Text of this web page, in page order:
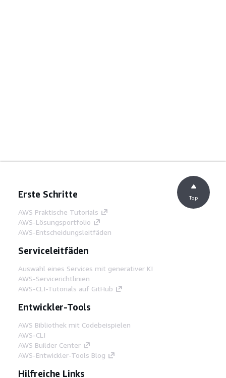
Erste Schritte
AWS Praktische Tutorials
AWS-Lösungsportfolio
AWS-Entscheidungsleitfäden
Serviceleitfäden
Auswahl eines Services mit generativer KI
AWS-Servicerichtlinien
AWS-CLI-Tutorials auf GitHub
Entwickler-Tools
AWS Bibliothek mit Codebeispielen
AWS-CLI
AWS Builder Center
AWS-Entwickler-Tools Blog
Hilfreiche Links
Top